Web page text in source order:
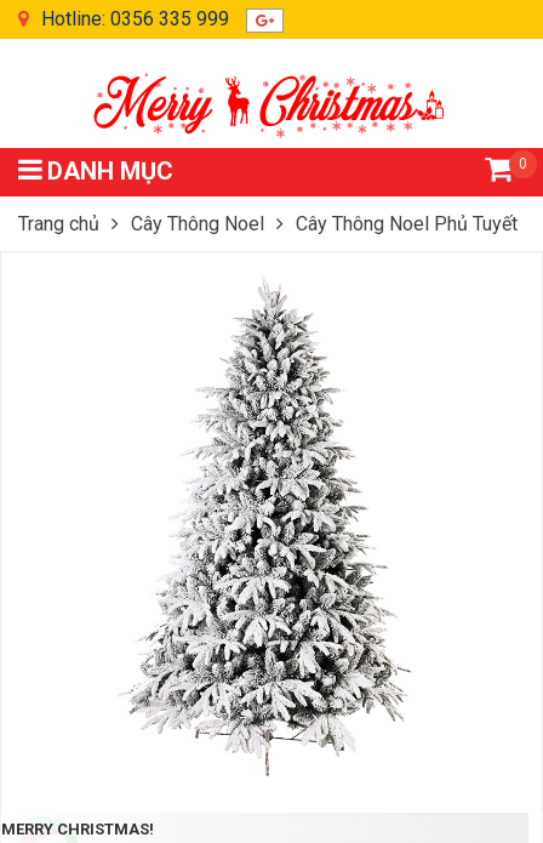
Hotline: 0356 335 999
DANH MỤC 0
Trang chủ Cây Thông Noel Cây Thông Noel Phủ Tuyết
Cây Thông Noel PE Phủ Tuyết 2m1
MERRY CHRISTMAS!